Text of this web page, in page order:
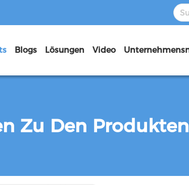
Blogs Lösungen Video
Zu Den Produkten